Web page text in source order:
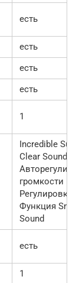
есть
есть
есть
есть
1
Incredible
Clear Sound
громкости
Регулировка
Функция
Sound
есть
1